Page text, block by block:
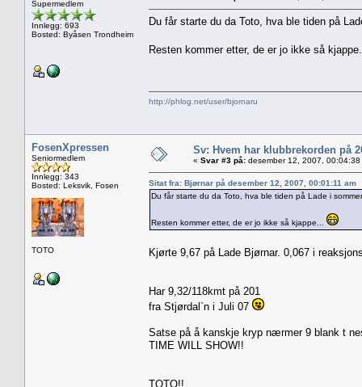
Supermedlem
Innlegg: 693
Bosted: Byåsen Trondheim
Du får starte du da Toto, hva ble tiden på
Resten kommer etter, de er jo ikke så
http://phlog.net/user/bjornaru
FosenXpressen
Seniormedlem
Innlegg: 343
Bosted: Leksvik, Fosen
TOTO
Sv: Hvem har klubbrekorden på
« Svar #3 på: desember 12, 2007, 00:04:38
Sitat fra: Bjørnar på desember 12, 2007, 00:01:11 am
Du får starte du da Toto, hva ble tiden på Lade i
Resten kommer etter, de er jo ikke så kjappe...
Kjørte 9,67 på Lade Bjørnar. 0,067 i
Har 9,32/118kmt på 201
fra Stjørdal`n i Juli 07
Satse på å kanskje kryp nærmer 9 blank t
TIME WILL SHOW!!
TOTO!!